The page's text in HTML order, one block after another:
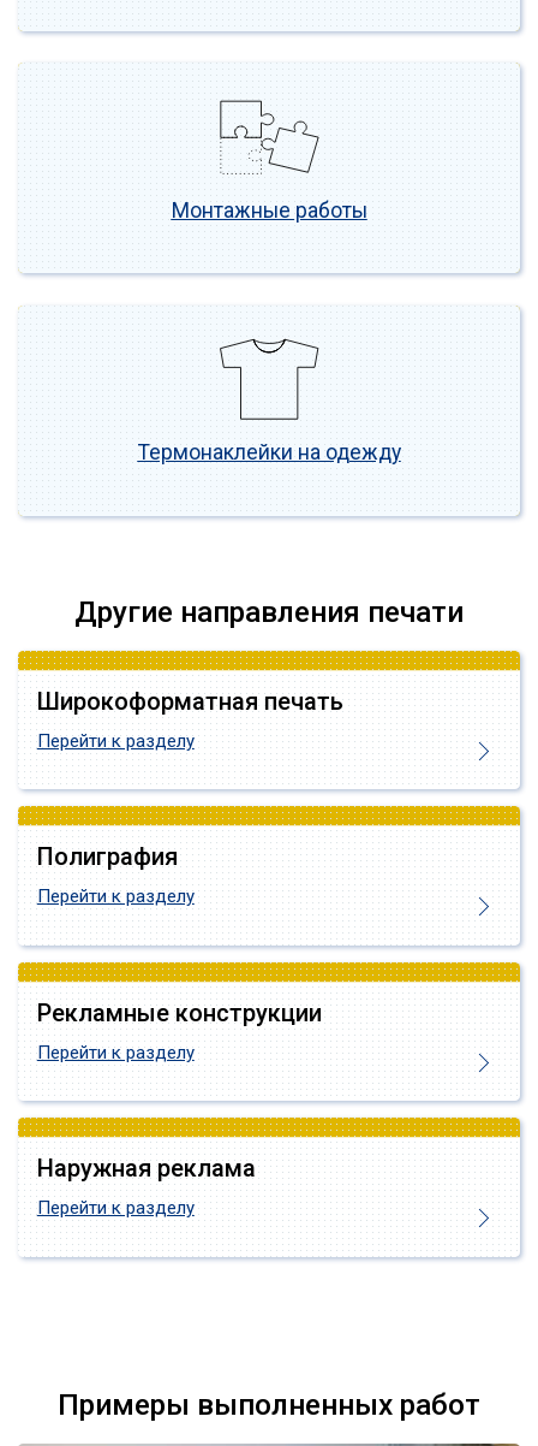
Монтажные работы
Термонаклейки на одежду
Другие направления печати
Широкоформатная печать
Перейти к разделу
Полиграфия
Перейти к разделу
Рекламные конструкции
Перейти к разделу
Наружная реклама
Перейти к разделу
Примеры выполненных работ